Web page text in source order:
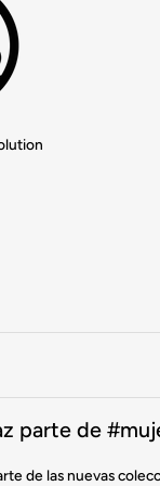
parte de
de las nuevas